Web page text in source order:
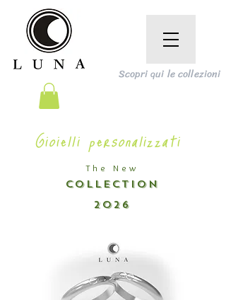
The New
COLLECTION
2026
Scopri qui le collezioni
Gioielli personalizzati